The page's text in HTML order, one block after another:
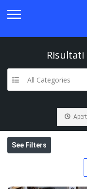
All Categories
See Filters